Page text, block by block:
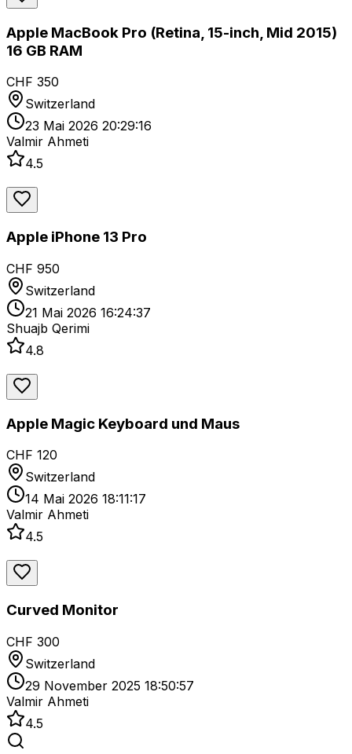
Apple MacBook Pro (Retina, 15-inch, Mid 2015)
16 GB RAM
CHF 350
Switzerland
23 Mai 2026 20:29:16
Valmir Ahmeti
4.5
Apple iPhone 13 Pro
CHF 950
Switzerland
21 Mai 2026 16:24:37
Shuajb Qerimi
4.8
Apple Magic Keyboard und Maus
CHF 120
Switzerland
14 Mai 2026 18:11:17
Valmir Ahmeti
4.5
Curved Monitor
CHF 300
Switzerland
29 November 2025 18:50:57
Valmir Ahmeti
4.5